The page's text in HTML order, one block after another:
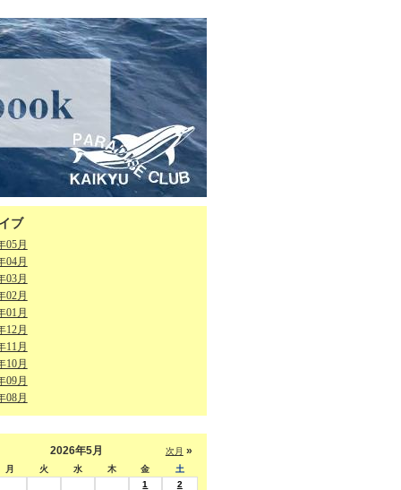
ブ
05月
04月
03月
02月
01月
12月
11月
10月
09月
08月
次月 »
2026年5月
月 火 水 木 金
土
1
2